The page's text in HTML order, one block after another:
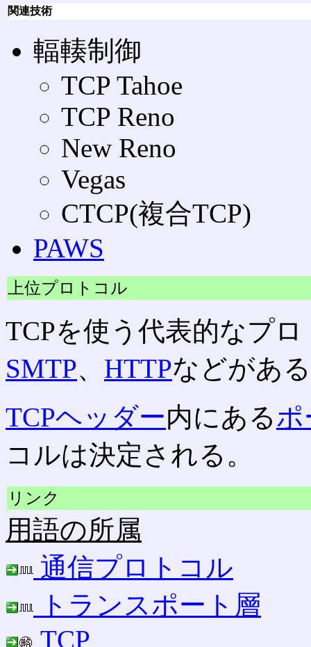
関連技術
輻輳制御
TCP Tahoe
TCP Reno
New Reno
Vegas
CTCP(複合TCP)
PAWS
上位プロトコル
TCPを使う代表的なプ
SMTP、 HTTPなどがあ
TCPヘッダー内にあるポ
コルは決定される。
リンク
用語の所属
通信プロトコル
トランスポート層
TCP